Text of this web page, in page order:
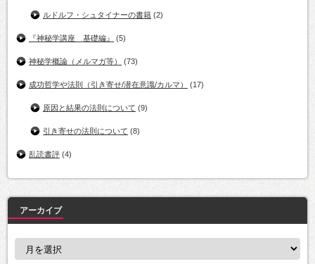
ルドルフ・シュタイナーの書籍 (2)
『神秘学講座 基礎編』 (5)
神秘学概論（メルマガ等） (73)
成功哲学や法則（引き寄せ/潜在意識/カルマ） (17)
原因と結果の法則について (9)
引き寄せの法則について (8)
乱読書評 (4)
アーカイブ